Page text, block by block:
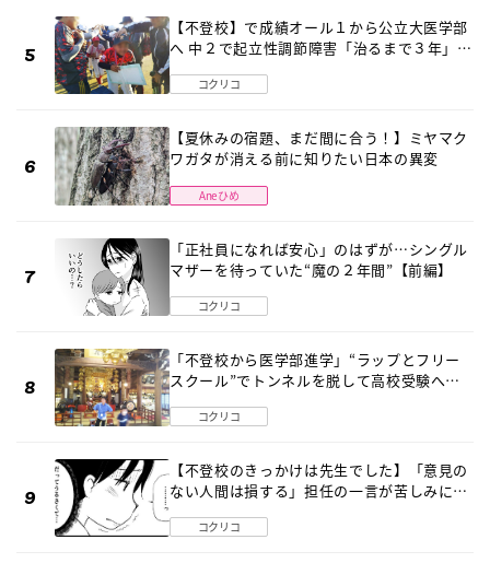
【不登校】で成績オール１から公立大医学部
へ 中２で起立性調節障害「治るまで３年」の
コクリコ
【夏休みの宿題、まだ間に合う！】ミヤマク
ワガタが消える前に知りたい日本の異変
Aneひめ
「正社員になれば安心」のはずが…シングル
マザーを待っていた“魔の２年間”【前編】
コクリコ
「不登校から医学部進学」“ラップとフリー
スクール”でトンネルを脱して高校受験へ
コクリコ
【不登校のきっかけは先生でした】「意見の
ない人間は損する」担任の一言が苦しみに…
コクリコ